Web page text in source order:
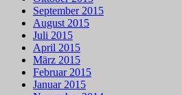
September 2015
August 2015
Juli 2015
April 2015
März 2015
Februar 2015
Januar 2015